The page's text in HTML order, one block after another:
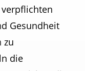
verpflichten
Gesundheit
zu
die